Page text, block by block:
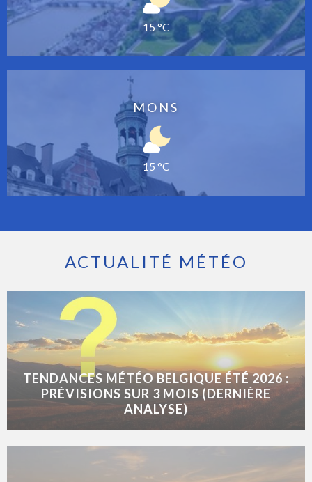
15 °C
MONS
15 °C
ACTUALITÉ MÉTÉO
TENDANCES MÉTÉO BELGIQUE ÉTÉ 2026 :
PRÉVISIONS SUR 3 MOIS (DERNIÈRE
ANALYSE)